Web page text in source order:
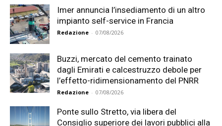
Imer annuncia l’insediamento di un altro
impianto self-service in Francia
Redazione - 07/08/2026
Buzzi, mercato del cemento trainato
dagli Emirati e calcestruzzo debole per
l’effetto-ridimensionamento del PNRR
Redazione - 07/08/2026
Ponte sullo Stretto, via libera del
Consiglio superiore dei lavori pubblici alla